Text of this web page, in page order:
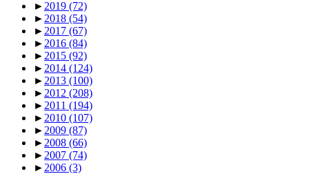
► 2019 (72)
► 2018 (54)
► 2017 (67)
► 2016 (84)
► 2015 (92)
► 2014 (124)
► 2013 (100)
► 2012 (208)
► 2011 (194)
► 2010 (107)
► 2009 (87)
► 2008 (66)
► 2007 (74)
► 2006 (3)